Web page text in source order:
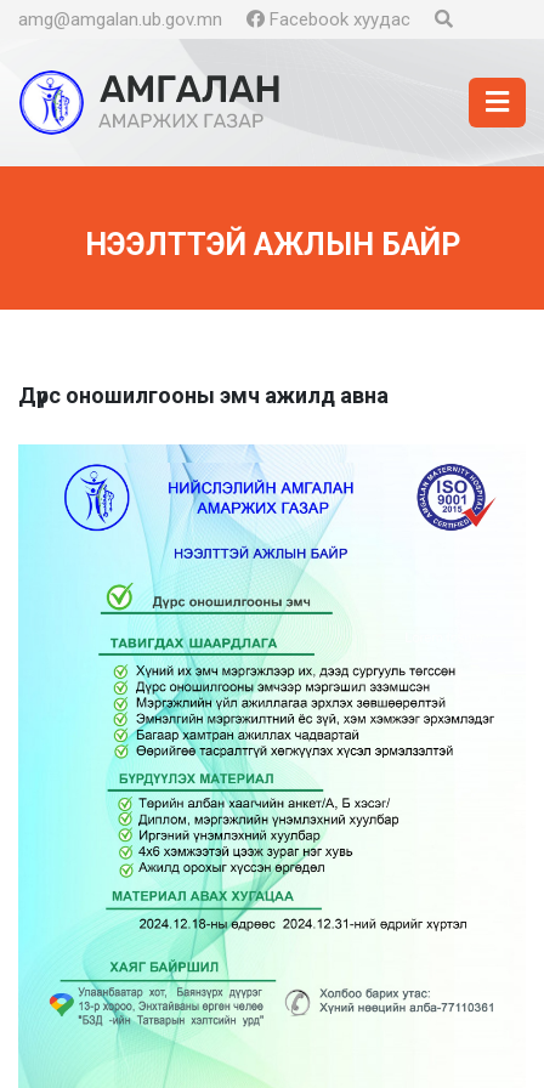
amg@amgalan.ub.gov.mn Facebook хуудас
НЭЭЛТТЭЙ АЖЛЫН БАЙР
Дүрс оношилгооны эмч ажилд авна